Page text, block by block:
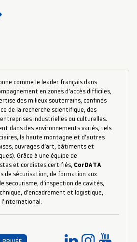
comme le leader français dans
en zones d’accès difficiles,
des milieux souterrains, confinés
de la recherche scientifique, des
industrielles ou culturelles.
dans des environnements variés, tels
la haute montagne et d’autres
ouvrages d’art, bâtiments et
Grâce à une équipe de
et cordistes certifiés, CorDATA
de sécurisation, de formation aux
secourisme, d’inspection de cavités,
d’encadrement et logistique,
l’international.